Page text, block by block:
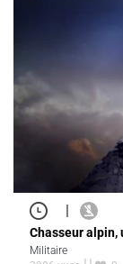
|
Chasseur alpin,
Militaire